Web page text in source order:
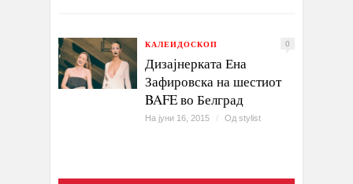
КАЛЕИДОСКОП 0
Дизајнерката Ена
Зафировска на шестиот
BAFE во Белград
На јуни 16, 2015 / Од stylist